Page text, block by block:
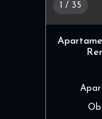
/ 35